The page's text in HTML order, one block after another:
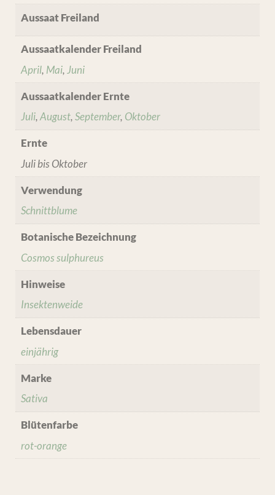
Aussaat Freiland
Aussaatkalender Freiland
April, Mai, Juni
Aussaatkalender Ernte
Juli,August,September, Oktober
Ernte
Juli bis Oktober
Verwendung
Schnittblume
Botanische Bezeichnung
Cosmos sulphureus
Hinweise
Insektenweide
Lebensdauer
einjährig
Marke
Sativa
Blütenfarbe
rot-orange